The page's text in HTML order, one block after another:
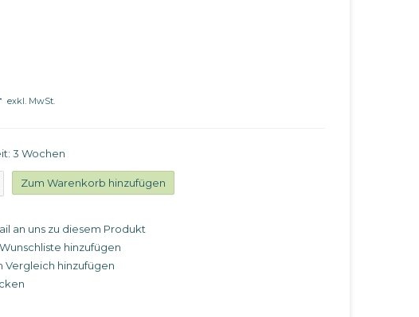
exkl. MwSt.
3 Wochen
Zum Warenkorb hinzufügen
an uns zu diesem Produkt
hinzufügen
Vergleich hinzufügen